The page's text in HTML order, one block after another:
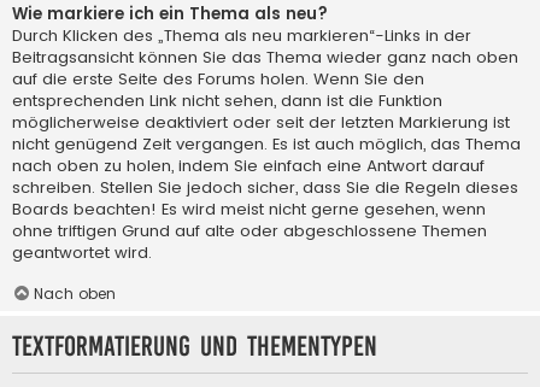
Wie markiere ich ein Thema als neu?
Durch Klicken des „Thema als neu markieren“-Links in der
Beitragsansicht können Sie das Thema wieder ganz nach oben
auf die erste Seite des Forums holen. Wenn Sie den
entsprechenden Link nicht sehen, dann ist die Funktion
möglicherweise deaktiviert oder seit der letzten Markierung ist
nicht genügend Zeit vergangen. Es ist auch möglich, das Thema
nach oben zu holen, indem Sie einfach eine Antwort darauf
schreiben. Stellen Sie jedoch sicher, dass Sie die Regeln dieses
Boards beachten! Es wird meist nicht gerne gesehen, wenn
ohne triftigen Grund auf alte oder abgeschlossene Themen
geantwortet wird.
Nach oben
Textformatierung und Thementypen